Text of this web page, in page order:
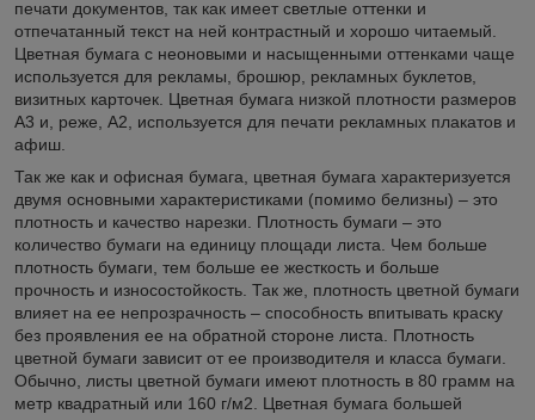
печати документов, так как имеет светлые оттенки и
отпечатанный текст на ней контрастный и хорошо читаемый.
Цветная бумага с неоновыми и насыщенными оттенками чаще
используется для рекламы, брошюр, рекламных буклетов,
визитных карточек. Цветная бумага низкой плотности размеров
А3 и, реже, А2, используется для печати рекламных плакатов и
афиш.
Так же как и офисная бумага, цветная бумага характеризуется
двумя основными характеристиками (помимо белизны) – это
плотность и качество нарезки. Плотность бумаги – это
количество бумаги на единицу площади листа. Чем больше
плотность бумаги, тем больше ее жесткость и больше
прочность и износостойкость. Так же, плотность цветной бумаги
влияет на ее непрозрачность – способность впитывать краску
без проявления ее на обратной стороне листа. Плотность
цветной бумаги зависит от ее производителя и класса бумаги.
Обычно, листы цветной бумаги имеют плотность в 80 грамм на
метр квадратный или 160 г/м2. Цветная бумага большей